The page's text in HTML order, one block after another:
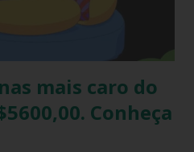
mais caro do
Conheça